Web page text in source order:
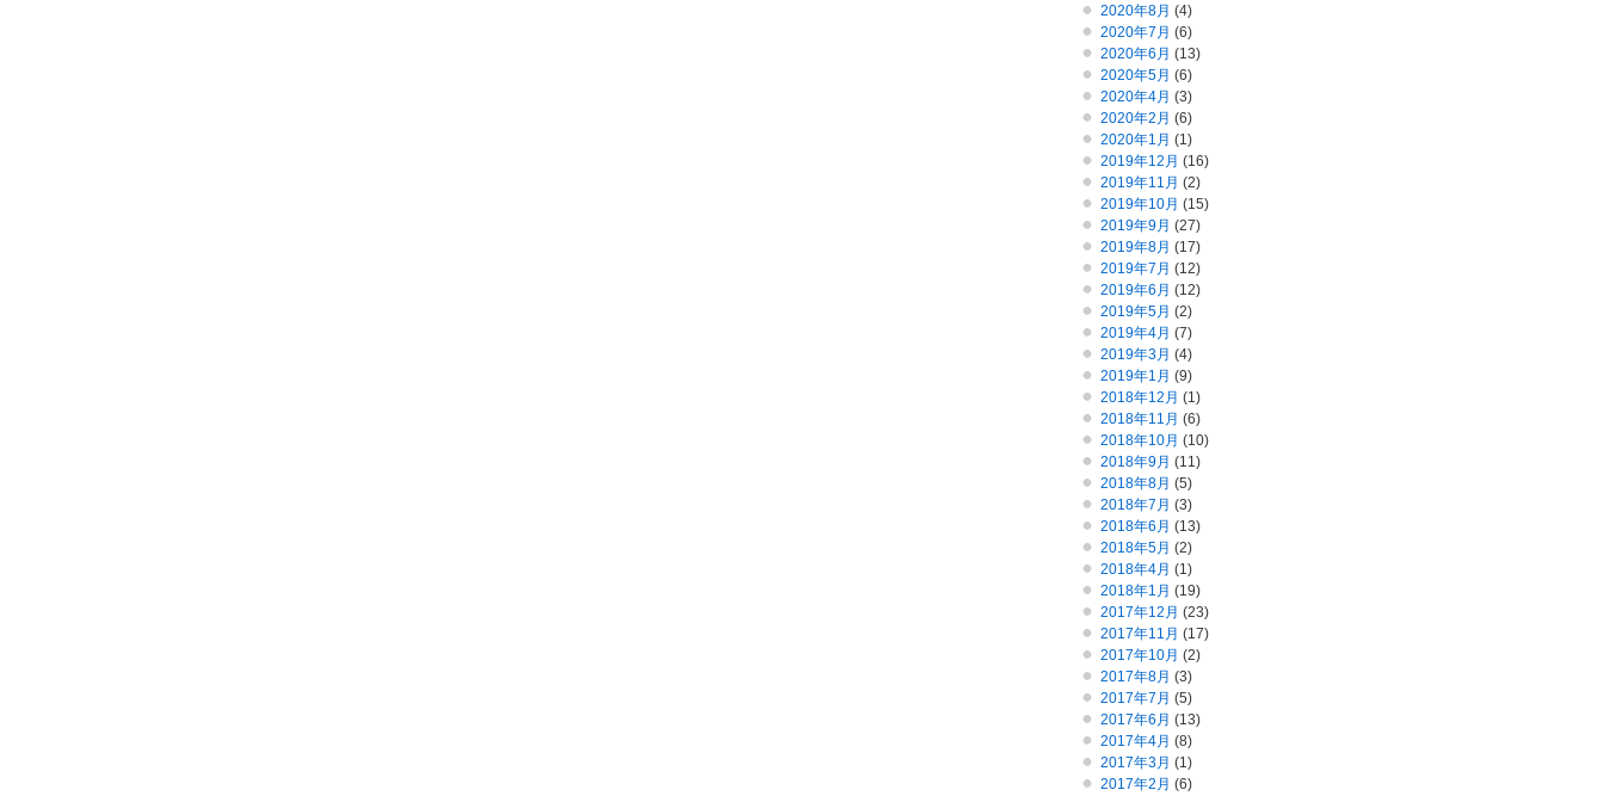
2020年8月 (4)
2020年7月 (6)
2020年6月 (13)
2020年5月 (6)
2020年4月 (3)
2020年2月 (6)
2020年1月 (1)
2019年12月 (16)
2019年11月 (2)
2019年10月 (15)
2019年9月 (27)
2019年8月 (17)
2019年7月 (12)
2019年6月 (12)
2019年5月 (2)
2019年4月 (7)
2019年3月 (4)
2019年1月 (9)
2018年12月 (1)
2018年11月 (6)
2018年10月 (10)
2018年9月 (11)
2018年8月 (5)
2018年7月 (3)
2018年6月 (13)
2018年5月 (2)
2018年4月 (1)
2018年1月 (19)
2017年12月 (23)
2017年11月 (17)
2017年10月 (2)
2017年8月 (3)
2017年7月 (5)
2017年6月 (13)
2017年4月 (8)
2017年3月 (1)
2017年2月 (6)